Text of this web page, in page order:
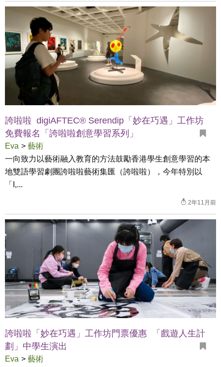
誇啦啦 digiAFTEC® Serendip「妙在巧遇」工作坊
免費報名「誇啦啦創意學習系列」
Eva > 藝術
一向致力以藝術融入教育的方法鼓勵香港學生創意學習的本
地雙語學習劇團誇啦啦藝術集匯（誇啦啦），今年特別以
「I,...
2年11月前
誇啦啦「妙在巧遇」工作坊門票優惠 「戲遊人生計
劃」中學生演出
Eva > 藝術